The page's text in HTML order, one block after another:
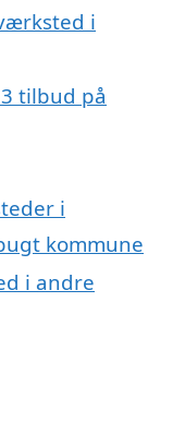
i
tilbud på
i
kommune
i andre